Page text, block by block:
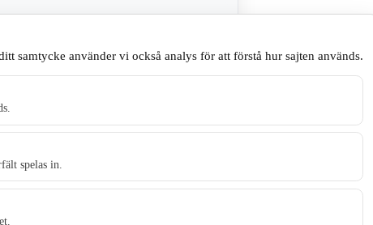
till nästa gång jag skriver en
ut tidningen Skillingaryd.nu och 2010 lanserades Värnamo.nu. Från
Gnosjö, Värnamo och Vaggeryds kommun.
samtycke använder vi också analys för att förstå hur sajten används.
spelas in.